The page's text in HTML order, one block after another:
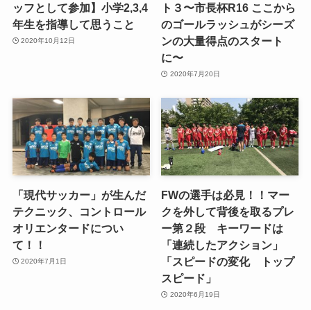
ッフとして参加】小学2,3,4
年生を指導して思うこと
2020年10月12日
ト３〜市長杯R16 ここから
のゴールラッシュがシーズ
ンの大量得点のスタート
に〜
2020年7月20日
「現代サッカー」が生んだ
テクニック、コントロール
オリエンタードについ
て！！
2020年7月1日
FWの選手は必見！！マー
クを外して背後を取るプレ
ー第２段 キーワードは
「連続したアクション」
「スピードの変化 トップ
スピード」
2020年6月19日